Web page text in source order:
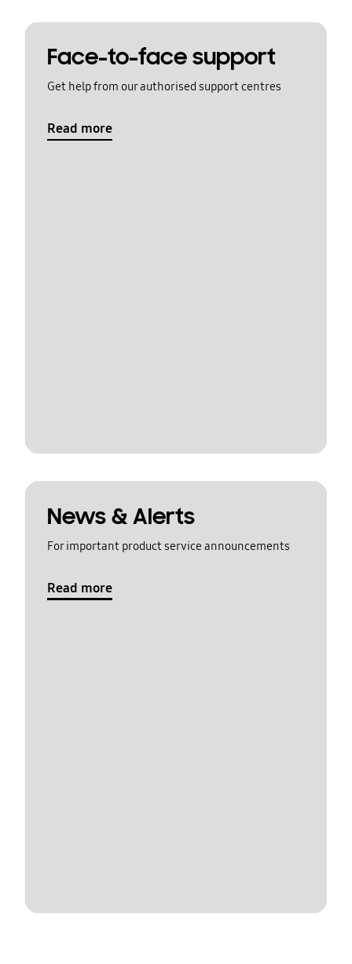
Face-to-face support
Get help from our authorised support centres
Read more
News & Alerts
For important product service announcements
Read more